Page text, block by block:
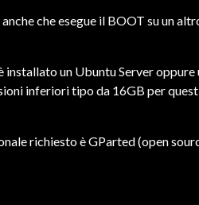
che esegue il BOOT su un
installato un Ubuntu Server oppure
inferiori tipo da 16GB per
richiesto è GParted (open